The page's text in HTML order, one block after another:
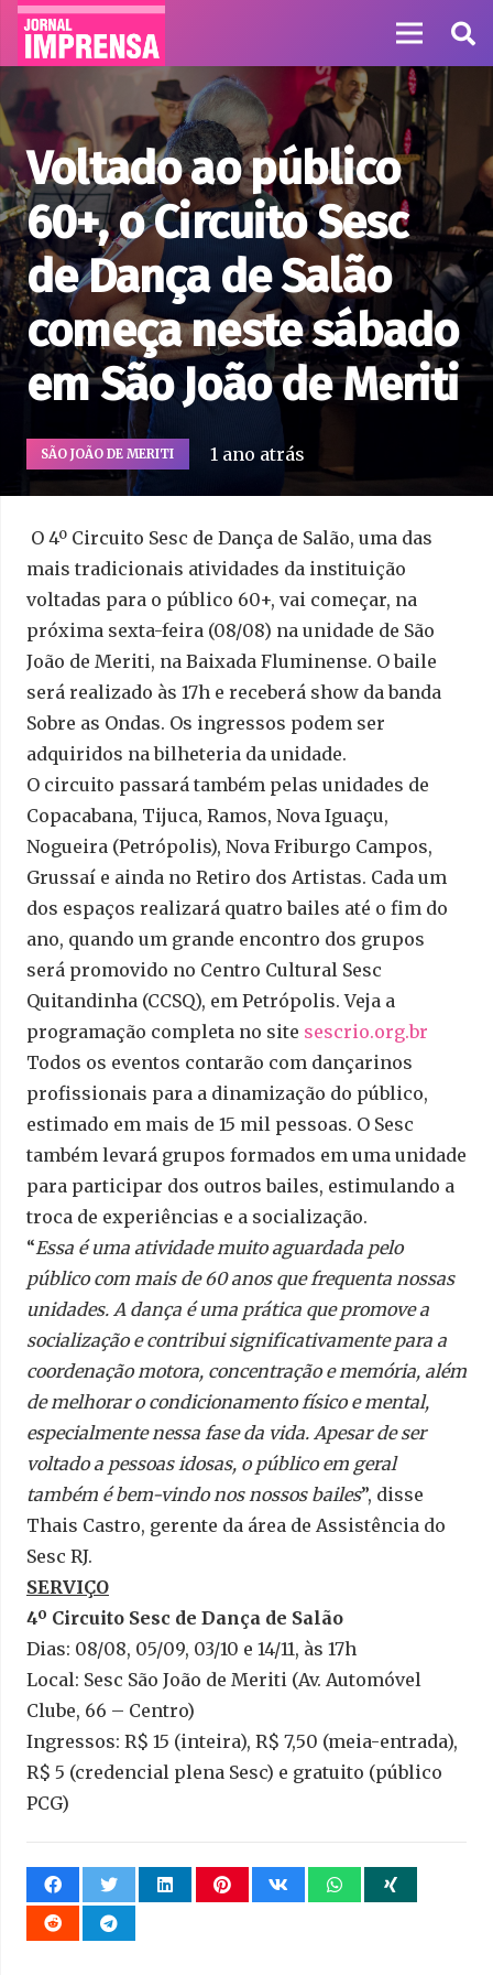
Voltado ao público
60+, o Circuito Sesc
de Dança de Salão
começa neste sábado
em São João de Meriti
SÃO JOÃO DE MERITI 1 ano atrás
O 4º Circuito Sesc de Dança de Salão, uma das
mais tradicionais atividades da instituição
voltadas para o público 60+, vai começar, na
próxima sexta-feira (08/08) na unidade de São
João de Meriti, na Baixada Fluminense. O baile
será realizado às 17h e receberá show da banda
Sobre as Ondas. Os ingressos podem ser
adquiridos na bilheteria da unidade.
O circuito passará também pelas unidades de
Copacabana, Tijuca, Ramos, Nova Iguaçu,
Nogueira (Petrópolis), Nova Friburgo Campos,
Grussaí e ainda no Retiro dos Artistas. Cada um
dos espaços realizará quatro bailes até o fim do
ano, quando um grande encontro dos grupos
será promovido no Centro Cultural Sesc
Quitandinha (CCSQ), em Petrópolis. Veja a
programação completa no site sescrio.org.br
Todos os eventos contarão com dançarinos
profissionais para a dinamização do público,
estimado em mais de 15 mil pessoas. O Sesc
também levará grupos formados em uma unidade
para participar dos outros bailes, estimulando a
troca de experiências e a socialização.
“Essa é uma atividade muito aguardada pelo
público com mais de 60 anos que frequenta nossas
unidades. A dança é uma prática que promove a
socialização e contribui significativamente para a
coordenação motora, concentração e memória, além
de melhorar o condicionamento físico e mental,
especialmente nessa fase da vida. Apesar de ser
voltado a pessoas idosas, o público em geral
também é bem-vindo nos nossos bailes”, disse
Thais Castro, gerente da área de Assistência do
Sesc RJ.
SERVIÇO
4º Circuito Sesc de Dança de Salão
Dias: 08/08, 05/09, 03/10 e 14/11, às 17h
Local: Sesc São João de Meriti (Av. Automóvel
Clube, 66 – Centro)
Ingressos: R$ 15 (inteira), R$ 7,50 (meia-entrada),
R$ 5 (credencial plena Sesc) e gratuito (público
PCG)